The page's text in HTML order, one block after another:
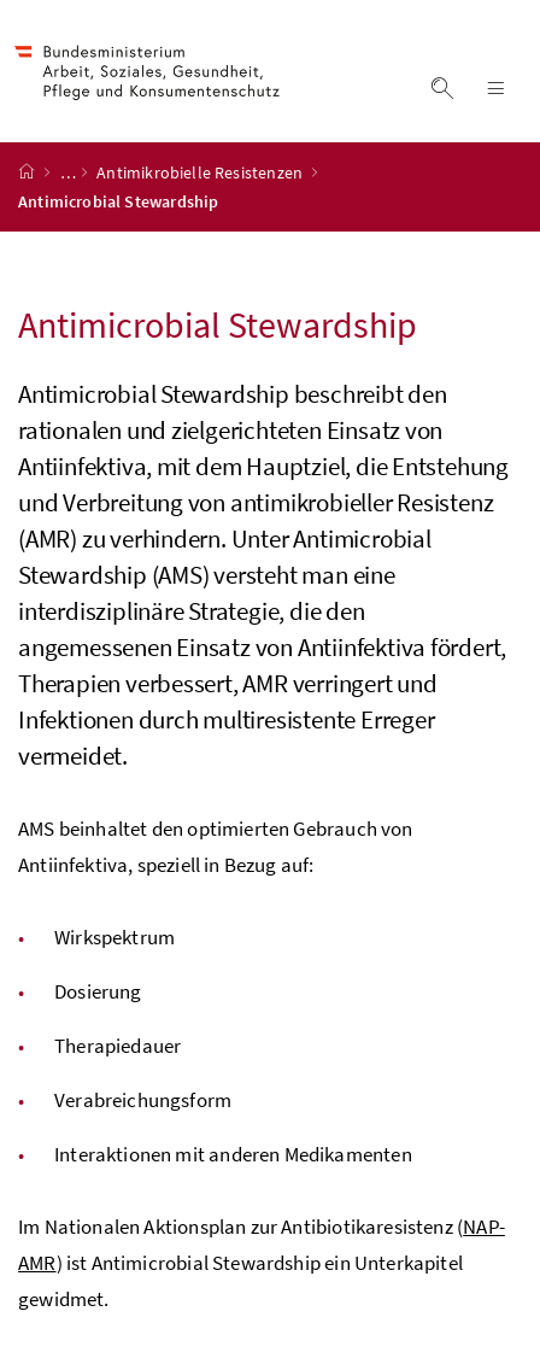
Suche
Startseite
…
Antimikrobielle Resistenzen
Antimicrobial Stewardship
Antimicrobial Stewardship
Antimicrobial Stewardship beschreibt den
rationalen und zielgerichteten Einsatz von
Antiinfektiva, mit dem Hauptziel, die Entstehung
und Verbreitung von antimikrobieller Resistenz
(AMR) zu verhindern. Unter Antimicrobial
Stewardship (AMS) versteht man eine
interdisziplinäre Strategie, die den
angemessenen Einsatz von Antiinfektiva fördert,
Therapien verbessert, AMR verringert und
Infektionen durch multiresistente Erreger
vermeidet.
AMS beinhaltet den optimierten Gebrauch von
Antiinfektiva, speziell in Bezug auf:
Wirkspektrum
Dosierung
Therapiedauer
Verabreichungsform
Interaktionen mit anderen Medikamenten
Im Nationalen Aktionsplan zur Antibiotikaresistenz (NAP-
AMR) ist Antimicrobial Stewardship ein Unterkapitel
gewidmet.